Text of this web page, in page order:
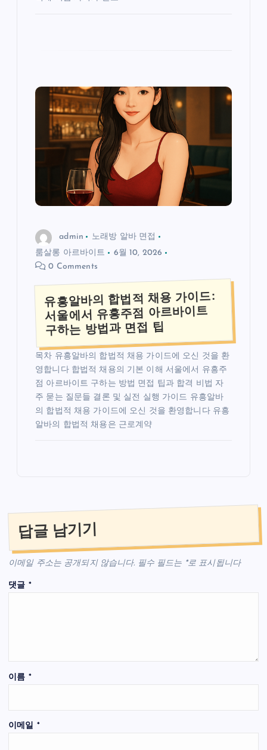
admin
노래방 알바 면접
룸살롱 아르바이트
6월 10, 2026
0 Comments
유흥알바의 합법적 채용 가이드:
서울에서 유흥주점 아르바이트
구하는 방법과 면접 팁
목차 유흥알바의 합법적 채용 가이드에 오신 것을 환
영합니다 합법적 채용의 기본 이해 서울에서 유흥주
점 아르바이트 구하는 방법 면접 팁과 합격 비법 자
주 묻는 질문들 결론 및 실전 실행 가이드 유흥알바
의 합법적 채용 가이드에 오신 것을 환영합니다 유흥
알바의 합법적 채용은 근로계약
답글 남기기
이메일 주소는 공개되지 않습니다. 필수 필드는 *로 표시됩니다
댓글 *
이름 *
이메일 *